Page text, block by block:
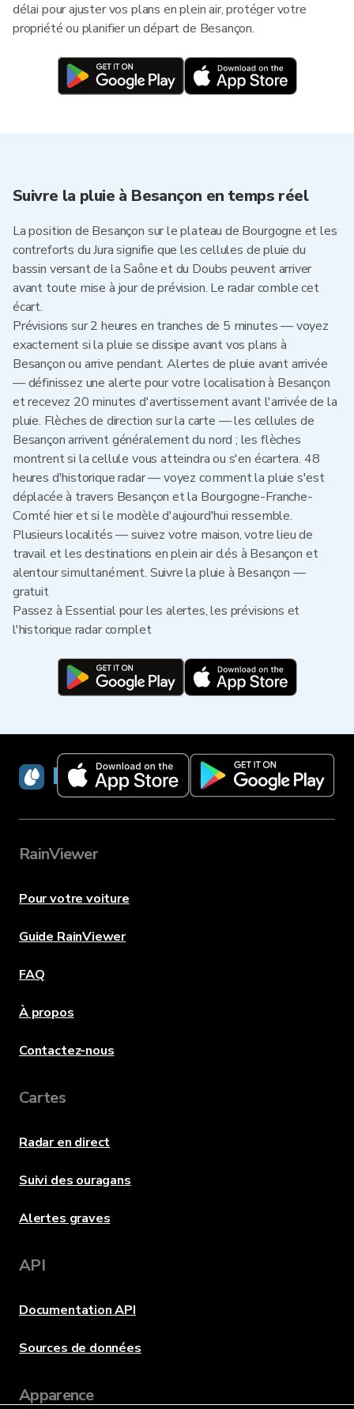
délai pour ajuster vos plans en plein air, protéger votre
propriété ou planifier un départ de Besançon.
Suivre la pluie à Besançon en temps réel
La position de Besançon sur le plateau de Bourgogne et les
contreforts du Jura signifie que les cellules de pluie du
bassin versant de la Saône et du Doubs peuvent arriver
avant toute mise à jour de prévision. Le radar comble cet
écart.
Prévisions sur 2 heures en tranches de 5 minutes — voyez
exactement si la pluie se dissipe avant vos plans à
Besançon ou arrive pendant. Alertes de pluie avant arrivée
— définissez une alerte pour votre localisation à Besançon
et recevez 20 minutes d'avertissement avant l'arrivée de la
pluie. Flèches de direction sur la carte — les cellules de
Besançon arrivent généralement du nord ; les flèches
montrent si la cellule vous atteindra ou s'en écartera. 48
heures d'historique radar — voyez comment la pluie s'est
déplacée à travers Besançon et la Bourgogne-Franche-
Comté hier et si le modèle d'aujourd'hui ressemble.
Plusieurs localités — suivez votre maison, votre lieu de
travail et les destinations en plein air clés à Besançon et
alentour simultanément. Suivre la pluie à Besançon —
gratuit
Passez à Essential pour les alertes, les prévisions et
l'historique radar complet
RainViewer
RainViewer
Pour votre voiture
Guide RainViewer
FAQ
À propos
Contactez-nous
Cartes
Radar en direct
Suivi des ouragans
Alertes graves
API
Documentation API
Sources de données
Apparence